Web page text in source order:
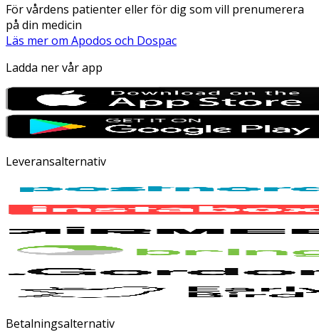
För vårdens patienter eller för dig som vill prenumerera
på din medicin
Läs mer om Apodos och Dospac
Ladda ner vår app
Leveransalternativ
Betalningsalternativ